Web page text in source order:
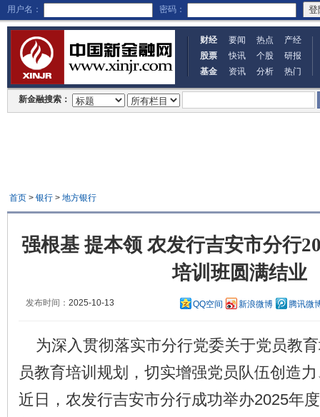
用户名： 密码：
财经 要闻 热点
产经
股票
快讯 个股
研报
基金
资讯 分析 热门
新金融搜索：
首页> 银行> 地方银行
强根基 提本领 农发行吉安市分行
培训班圆满结业
发布时间： 2025-10-13 QQ空间 新浪微博 腾讯微
为深入贯彻落实市分行党委关于党员教
员教育培训规划，切实增强党员队伍创造
近日，农发行吉安市分行成功举办2025年